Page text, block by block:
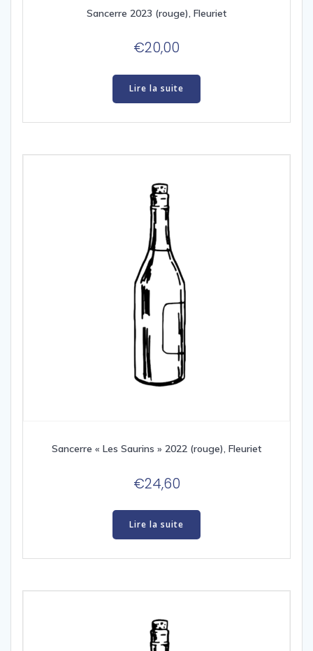
Sancerre 2023 (rouge), Fleuriet
€20,00
Lire la suite
Sancerre « Les Saurins » 2022 (rouge), Fleuriet
€24,60
Lire la suite